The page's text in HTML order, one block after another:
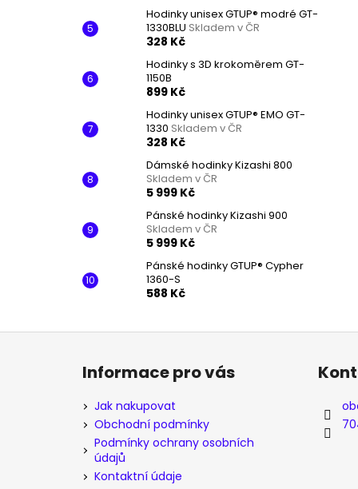
Hodinky unisex GTUP® modré GT-
1330BLU Skladem v ČR
328 Kč
Hodinky s 3D krokoměrem GT-
1150B
899 Kč
Hodinky unisex GTUP® EMO GT-
1330 Skladem v ČR
328 Kč
Dámské hodinky Kizashi 800
Skladem v ČR
5 999 Kč
Pánské hodinky Kizashi 900
Skladem v ČR
5 999 Kč
Pánské hodinky GTUP® Cypher
1360-S
588 Kč
Z
Informace pro vás
Jak nakupovat
Obchodní podmínky
Podmínky ochrany osobních
údajů
Kontaktní údaje